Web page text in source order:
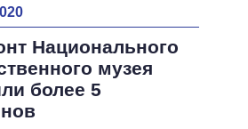
Национального
музея
более 5